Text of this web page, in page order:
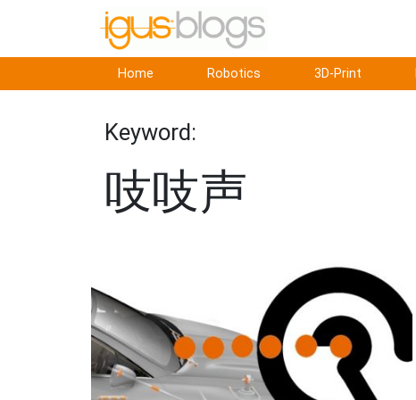
Home Robotics 3D-Print
Keyword:
吱吱声